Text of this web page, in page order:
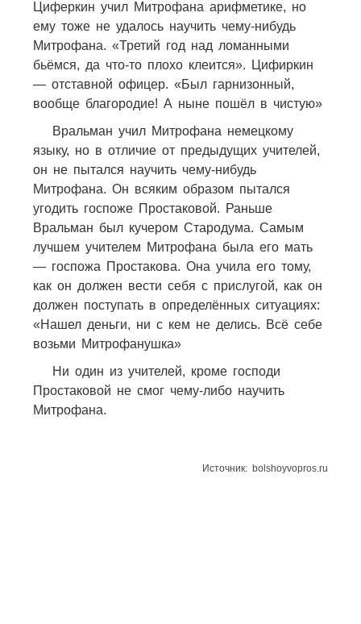
Циферкин учил Митрофана арифметике, но
ему тоже не удалось научить чему-нибудь
Митрофана. «Третий год над ломанными
бьёмся, да что-то плохо клеится». Цифиркин
— отставной офицер. «Был гарнизонный,
вообще благородие! А ныне пошёл в чистую»
Вральман учил Митрофана немецкому
языку, но в отличие от предыдущих учителей,
он не пытался научить чему-нибудь
Митрофана. Он всяким образом пытался
угодить госпоже Простаковой. Раньше
Вральман был кучером Стародума. Самым
лучшем учителем Митрофана была его мать
— госпожа Простакова. Она учила его тому,
как он должен вести себя с прислугой, как он
должен поступать в определённых ситуациях:
«Нашел деньги, ни с кем не делись. Всё себе
возьми Митрофанушка»
Ни один из учителей, кроме господи
Простаковой не смог чему-либо научить
Митрофана.
Источник: bolshoyvopros.ru